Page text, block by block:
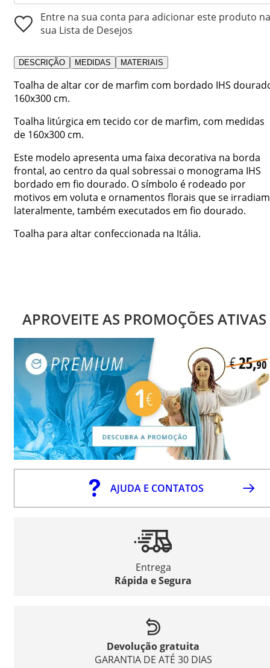
Entre na sua conta para adicionar este produto na
sua Lista de Desejos
DESCRIÇÃO MEDIDAS MATERIAIS
Toalha de altar cor de marfim com bordado IHS
160x300 cm.
Toalha litúrgica em tecido cor de marfim, com medidas
de 160x300 cm.
Este modelo apresenta uma faixa decorativa na borda
frontal, ao centro da qual sobressai o monograma IHS
bordado em fio dourado. O símbolo é rodeado por
motivos em voluta e ornamentos florais que se irradiam
lateralmente, também executados em fio dourado.
Toalha para altar confeccionada na Itália.
APROVEITE AS PROMOÇÕES ATIVAS
AJUDA E CONTATOS
Entrega
Rápida e Segura
Devolução gratuita
GARANTIA DE ATÉ 30 DIAS